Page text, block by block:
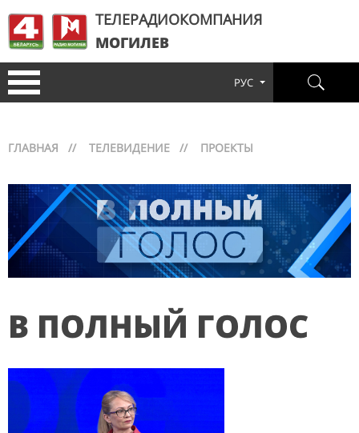
ТЕЛЕРАДИОКОМПАНИЯ
МОГИЛЕВ
РУС
ГЛАВНАЯ // ТЕЛЕВИДЕНИЕ // ПРОЕКТЫ
В ПОЛНЫЙ ГОЛОС